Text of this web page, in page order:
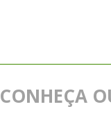
CONHEÇA